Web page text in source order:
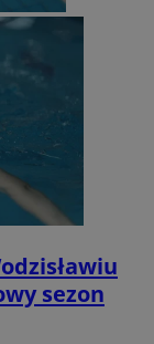
sezon